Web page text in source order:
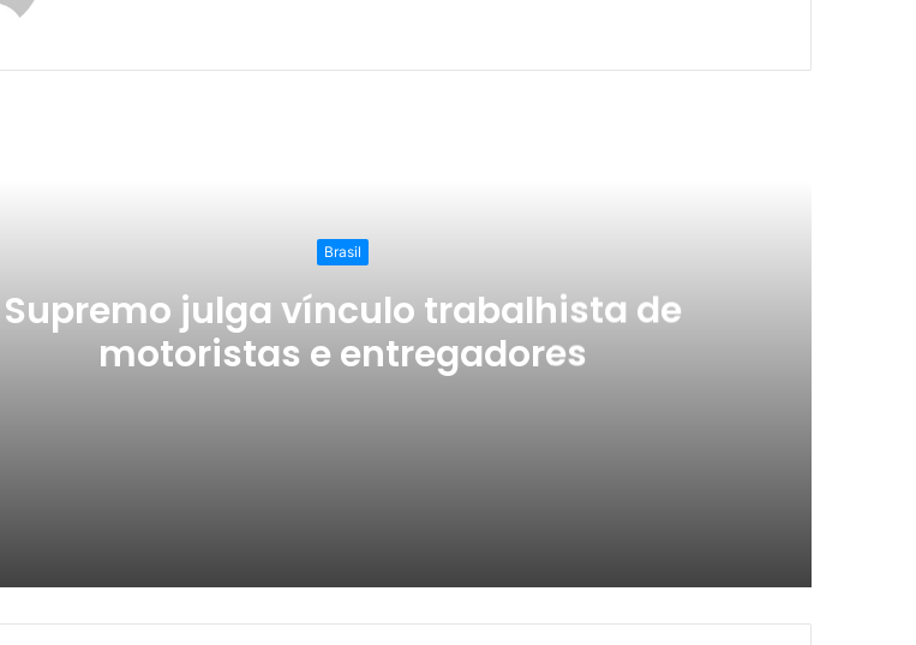
Brasil
Supremo julga vínculo trabalhista de
motoristas e entregadores